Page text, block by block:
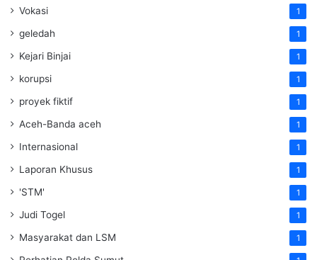
Vokasi 1
geledah 1
Kejari Binjai 1
korupsi 1
proyek fiktif 1
Aceh-Banda aceh 1
Internasional 1
Laporan Khusus 1
'STM' 1
Judi Togel 1
Masyarakat dan LSM 1